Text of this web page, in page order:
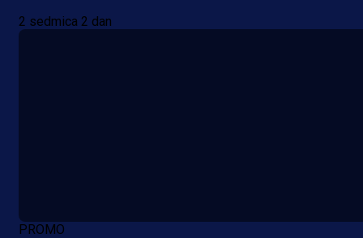
2 sedmica 2 dan
PROMO